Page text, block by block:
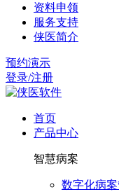
资料申领
服务支持
侠医简介
预约演示
登录/注册
首页
产品中心
智慧病案
数字化病